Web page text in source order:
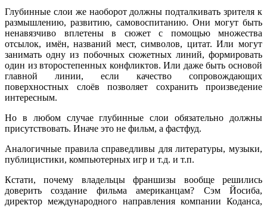
Глубинные слои же наоборот должны подталкивать зрителя к
размышлению, развитию, самовоспитанию. Они могут быть
ненавязчиво вплетены в сюжет с помощью множества
отсылок, имён, названий мест, символов, цитат. Или могут
занимать одну из побочных сюжетных линий, формировать
один из второстепенных конфликтов. Или даже быть основой
главной линии, если качество сопровождающих
поверхностных слоёв позволяет сохранить произведение
интересным.
Но в любом случае глубинные слои обязательно должны
присутствовать. Иначе это не фильм, а фастфуд.
Аналогичные правила справедливы для литературы, музыки,
публицистики, компьютерных игр и т.д. и т.п.
Кстати, почему владельцы франшизы вообще решились
доверить создание фильма американцам? Сэм Йосиба,
директор международного направления компании Коданса,